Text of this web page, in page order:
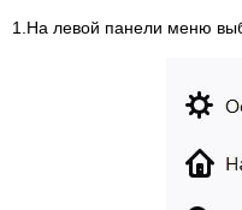
1.На левой панели меню